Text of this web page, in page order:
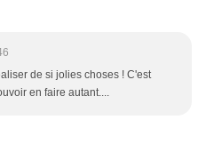
de si jolies choses ! C'est
en faire autant....